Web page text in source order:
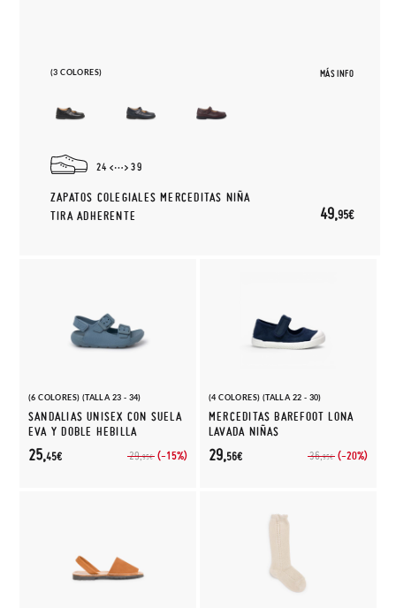
(3 COLORES) MÁS INFO
24 39
ZAPATOS COLEGIALES MERCEDITAS NIÑA
TIRA ADHERENTE
49,95€
(6 COLORES) (TALLA 23 - 34)
SANDALIAS UNISEX CON SUELA
EVA Y DOBLE HEBILLA
29,95€ (-15%)
25,45€
(4 COLORES) (TALLA 22 - 30)
MERCEDITAS BAREFOOT LONA
LAVADA NIÑAS
36,95€ (-20%)
29,56€